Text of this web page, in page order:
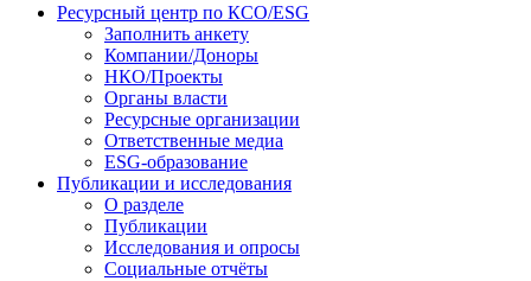
Перейти
содержимому
Ресурсный центр по КСО/ESG
Заполнить анкету
Компании/Доноры
НКО/Проекты
Органы власти
Ресурсные организации
Ответственные медиа
ESG-образование
Публикации и исследования
О разделе
Публикации
Исследования и опросы
Социальные отчёты